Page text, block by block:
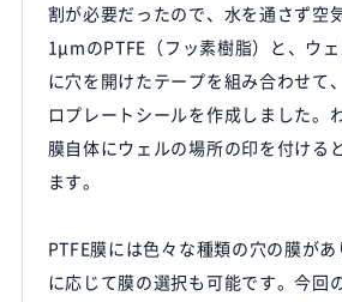
割が必要だったので、水を通さず空
1μmのPTFE（フッ素樹脂）と、ウ
に穴を開けたテープを組み合わせて
ロプレートシールを作成しました。
膜自体にウェルの場所の印を付ける
ます。
PTFE膜には色々な種類の穴の膜が
に応じて膜の選択も可能です。今回